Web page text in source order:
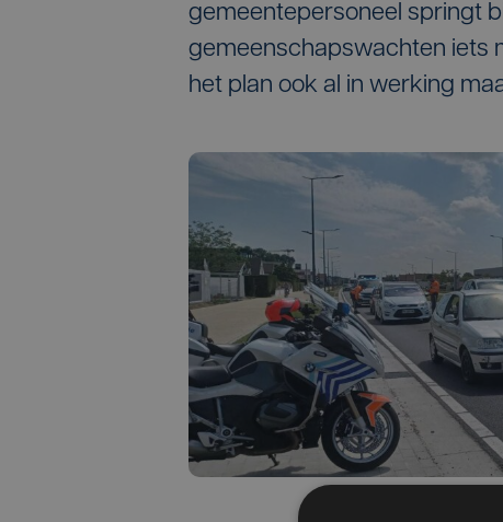
gemeentepersoneel springt
gemeenschapswachten iets
het plan ook al in werking